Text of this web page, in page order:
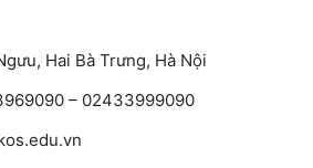
Hai Bà Trưng, Hà Nội
– 02433999090